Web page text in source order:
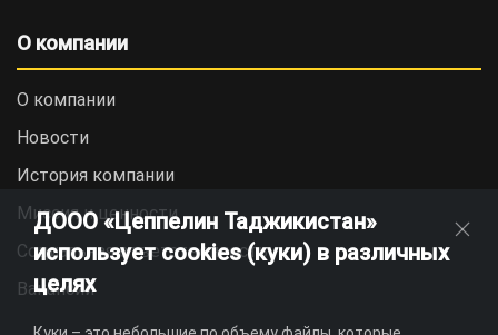
О компании
О компании
Новости
История компании
Миссия и ценности
Социальная ответственность
Вакансии
ДООО «Цеппелин Таджикистан»
использует cookies (куки) в различных
целях